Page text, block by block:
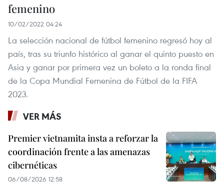
femenino
10/02/2022 04:24
La selección nacional de fútbol femenino regresó hoy al
país, tras su triunfo histórico al ganar el quinto puesto en
Asia y ganar por primera vez un boleto a la ronda final
de la Copa Mundial Femenina de Fútbol de la FIFA
2023.
VER MÁS
Premier vietnamita insta a reforzar la
coordinación frente a las amenazas
cibernéticas
06/08/2026 12:58